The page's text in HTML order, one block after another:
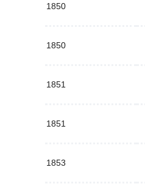
1850
1850
1851
1851
1853